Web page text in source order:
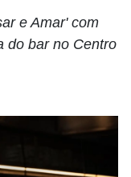
e Amar' com
do bar no Centro